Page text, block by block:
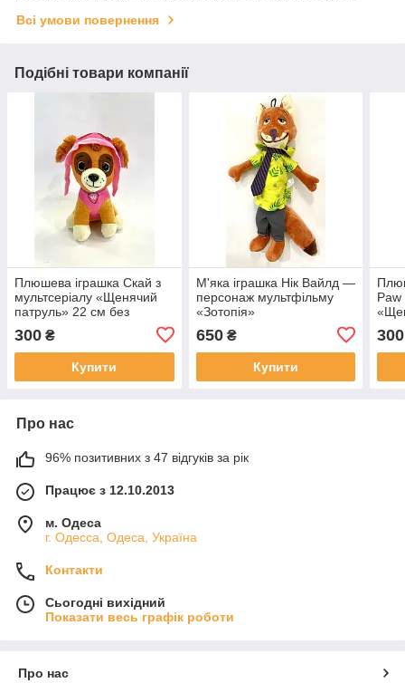
Всі умови повернення
Подібні товари компанії
Плюшева іграшка Скай з
мультсеріалу «Щенячий
патруль» 22 см без
300 ₴
Купити
М'яка іграшка Нік Вайлд —
персонаж мультфільму
«Зотопія»
650₴
Купити
Paw
300
Про нас
96% позитивних з 47 відгуків за рік
Працює з 12.10.2013
м. Одеса
г. Одесса, Одеса, Україна
Контакти
Сьогодні вихідний
Показати весь графік роботи
Про нас